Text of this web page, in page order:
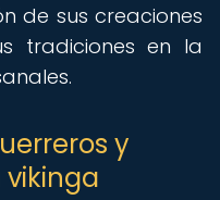
de sus creaciones
tradiciones en la
y